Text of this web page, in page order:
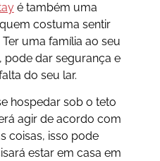
é também uma
costuma sentir
uma família ao seu
pode dar segurança e
do seu lar.
hospedar sob o teto
agir de acordo com
coisas, isso pode
estar em casa em